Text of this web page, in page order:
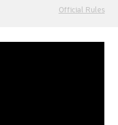
Official Rules